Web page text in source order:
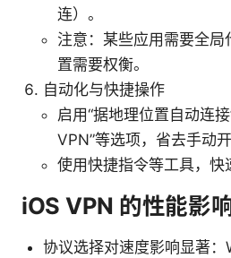
连）。
注意：某些应用需要全
置需要权衡。
自动化与快捷操作
启用“据地理位置自动连
VPN”等选项，省去手动开
使用快捷指令等工具，快
iOS VPN 的性能影
协议选择对速度影响显著